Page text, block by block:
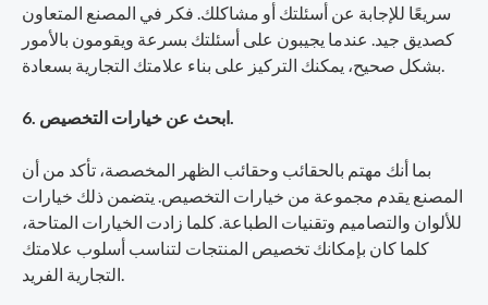
سريعًا للإجابة عن أسئلتك أو مشاكلك. فكر في المصنع المتعاون
كصديق جيد. عندما يجيبون على أسئلتك بسرعة ويقومون بالأمور
بما أنك مهتم بالحقائب وحقائب الظهر المخصصة، تأكد من أن
المصنع يقدم مجموعة من خيارات التخصيص. يتضمن ذلك خيارات
للألوان والتصاميم وتقنيات الطباعة. كلما زادت الخيارات المتاحة،
كلما كان بإمكانك تخصيص المنتجات لتناسب أسلوب علامتك